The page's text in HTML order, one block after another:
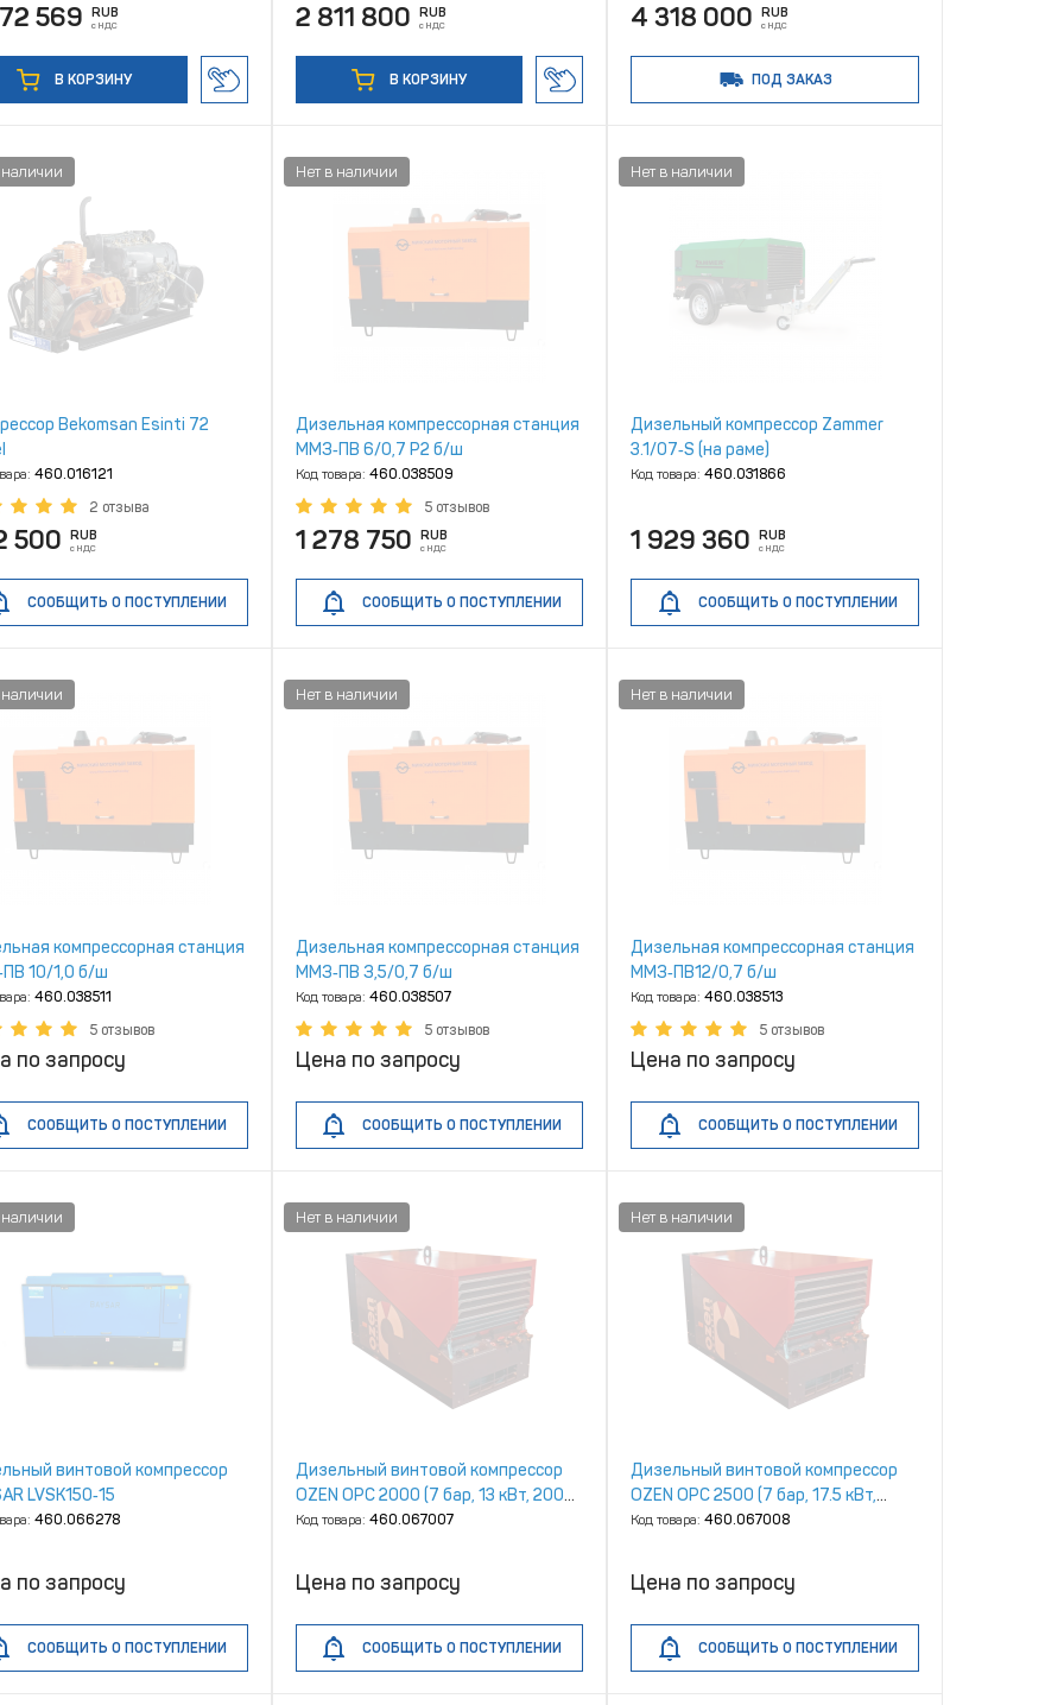
569 RUB
с НДС
В КОРЗИНУ
2 811 800 RUB
с НДС
В КОРЗИНУ
4 318 000 RUB
с НДС
ПОД ЗАКАЗ
Bekomsan Esinti 72
460.016121
2 отзыва
500 RUB
с НДС
СООБЩИТЬ О ПОСТУПЛЕНИИ
Дизельная компрессорная станция
ММЗ‑ПВ 6/0,7 Р2 б/ш
Код товара: 460.038509
5 отзывов
1 278 750 RUB
с НДС
СООБЩИТЬ О ПОСТУПЛЕНИИ
Дизельный компрессор Zammer
3.1/07‑S (на раме)
Код товара:460.031866
1 929 360 RUB
с НДС
СООБЩИТЬ О ПОСТУПЛЕНИИ
компрессорная станция
10/1,0 б/ш
460.038511
5 отзывов
по запросу
СООБЩИТЬ О ПОСТУПЛЕНИИ
Дизельная компрессорная станция
ММЗ‑ПВ З,5/0,7 б/ш
Код товара: 460.038507
5 отзывов
Цена по запросу
СООБЩИТЬ О ПОСТУПЛЕНИИ
Дизельная компрессорная станция
ММЗ‑ПВ12/0,7 б/ш
Код товара:460.038513
5 отзывов
Цена по запросу
СООБЩИТЬ О ПОСТУПЛЕНИИ
винтовой компрессор
LVSK150‑15
460.066278
по запросу
СООБЩИТЬ О ПОСТУПЛЕНИИ
Дизельный винтовой компрессор
OZEN OPC 2000 (7 бар, 13 кВт, 2000
л/мин, без шасси)
Код товара: 460.067007
Цена по запросу
СООБЩИТЬ О ПОСТУПЛЕНИИ
Дизельный винтовой компрессор
OZEN OPC 2500 (7 бар, 17.5 кВт,
2500 л/мин, без шасси)
Код товара:460.067008
Цена по запросу
СООБЩИТЬ О ПОСТУПЛЕНИИ